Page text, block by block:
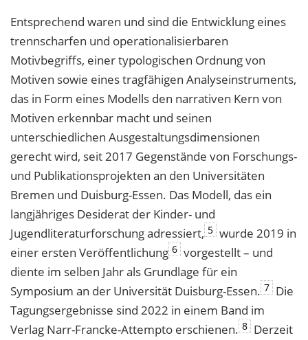
Entsprechend waren und sind die Entwicklung eines
trennscharfen und operationalisierbaren
Motivbegriffs, einer typologischen Ordnung von
Motiven sowie eines tragfähigen Analyseinstruments,
das in Form eines Modells den narrativen Kern von
Motiven erkennbar macht und seinen
unterschiedlichen Ausgestaltungsdimensionen
gerecht wird, seit 2017 Gegenstände von Forschungs-
und Publikationsprojekten an den Universitäten
Bremen und Duisburg-Essen. Das Modell, das ein
langjähriges Desiderat der Kinder- und
Jugendliteraturforschung adressiert, 5 wurde 2019 in
einer ersten Veröffentlichung 6 vorgestellt – und
diente im selben Jahr als Grundlage für ein
Symposium an der Universität Duisburg-Essen. 7 Die
Tagungsergebnisse sind 2022 in einem Band im
Verlag Narr-Francke-Attempto erschienen. 8 Derzeit